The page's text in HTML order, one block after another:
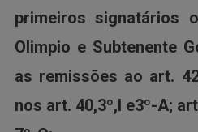
primeiros signatários
Olimpio e Subtenente
as remissões ao art.
nos art. 40,3º,I e3º-A;